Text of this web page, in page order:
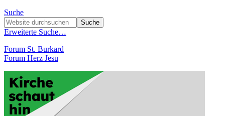
Suche
Erweiterte Suche…
Forum St. Burkard
Forum Herz Jesu